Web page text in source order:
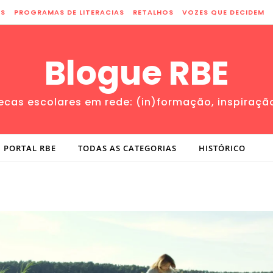
PROGRAMAS DE LITERACIAS RETALHOS VOZES QUE DECIDEM
Blogue RBE
escolares em rede: (in)formação,
PORTAL RBE TODAS AS CATEGORIAS HISTÓRICO